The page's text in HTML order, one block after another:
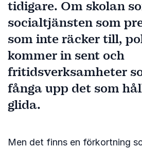
tidigare. Om skolan
socialtjänsten som
som inte räcker till,
kommer in sent och
fritidsverksamheter
fånga upp det som
glida.
Men det finns en förkortning